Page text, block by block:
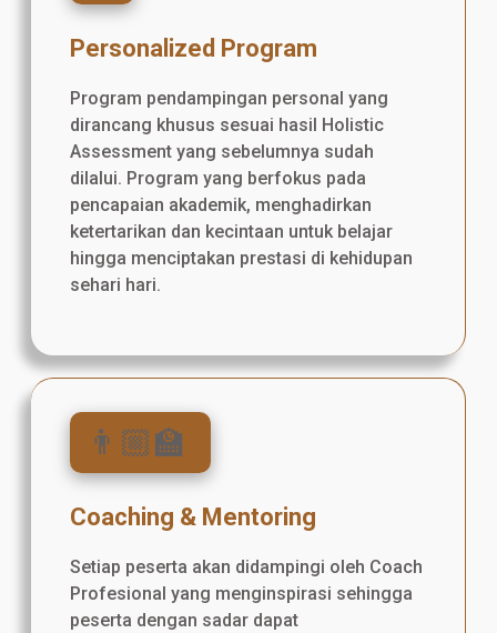
Personalized Program
Program pendampingan personal yang
dirancang khusus sesuai hasil Holistic
Assessment yang sebelumnya sudah
dilalui. Program yang berfokus pada
pencapaian akademik, menghadirkan
ketertarikan dan kecintaan untuk belajar
hingga menciptakan prestasi di kehidupan
sehari hari.
👨🏼‍🏫
Coaching & Mentoring
Setiap peserta akan didampingi oleh Coach
Profesional yang menginspirasi sehingga
peserta dengan sadar dapat